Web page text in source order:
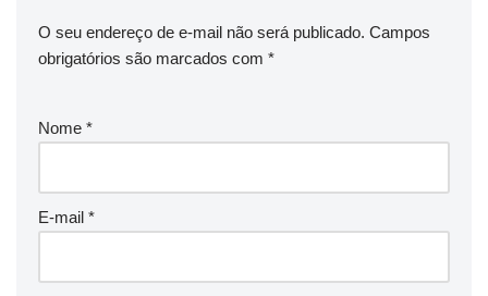
O seu endereço de e-mail não será publicado. Campos
obrigatórios são marcados com *
Nome *
E-mail *